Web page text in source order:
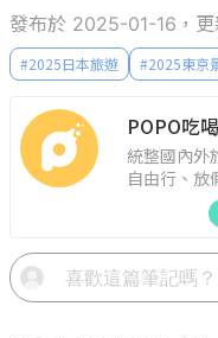
發布於 2025-01-16，
#2025日本旅遊 #2025東京
POPO吃
統整國內外
自由行、放
會聚餐、
驗、星座